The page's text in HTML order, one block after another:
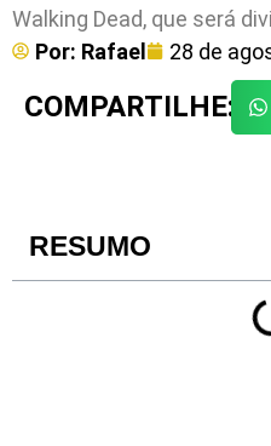
Walking Dead, que será
Por: Rafael 28 de
COMPARTILHE:
RESUMO